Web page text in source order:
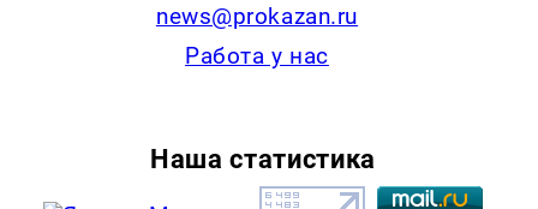
news@prokazan.ru
Работа у нас
Наша статистика